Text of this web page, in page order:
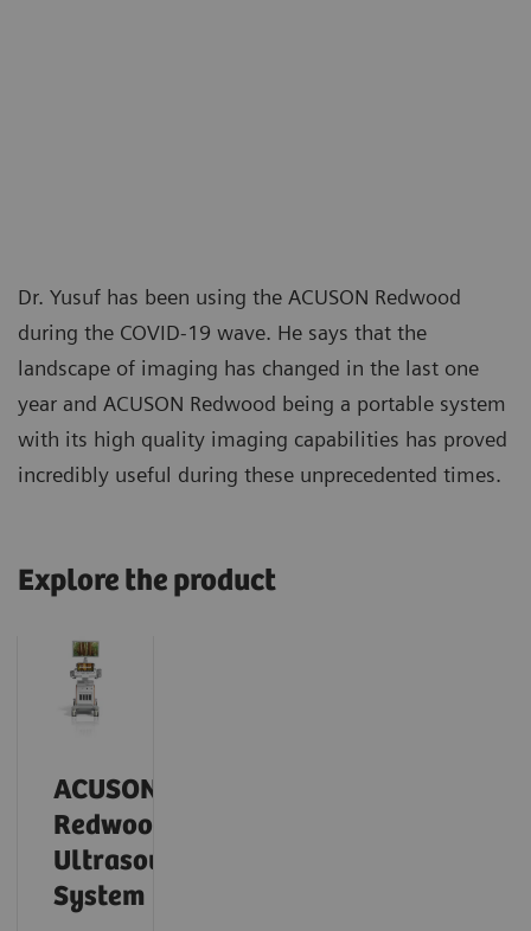
Dr. Yusuf has been using the ACUSON Redwood
during the COVID-19 wave. He says that the
landscape of imaging has changed in the last one
year and ACUSON Redwood being a portable system
with its high quality imaging capabilities has proved
incredibly useful during these unprecedented times.
Explore the product
ACUSON
Redwood
Ultrasound
System